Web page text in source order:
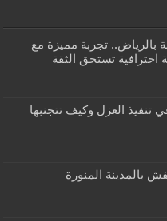
بالرياض.. تجربة مميزة مع
تستحق الثقة
بالمدينة المنورة